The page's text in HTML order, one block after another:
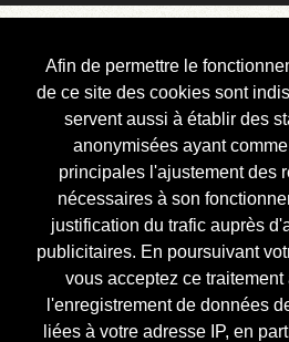
Afin de permettre le
de ce site des cookies sont
servent aussi à établir des
anonymisées ayant
principales l'ajustement des
nécessaires à son
justification du trafic auprès
publicitaires. En poursuivant
vous acceptez ce
l'enregistrement de données
liées à votre adresse IP, en
Courbis, « LE »
Blog Officiel
Bienvenue
Réalisations
Divers (et d’été)
Annonces
Liens externes